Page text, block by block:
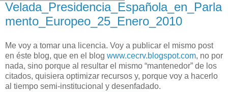
Velada_Presidencia_Española_en_Parla
mento_Europeo_25_Enero_2010
Me voy a tomar una licencia. Voy a publicar el mismo post
en éste blog, que en el blog www.cecrv.blogspot.com, no por
nada, sino porque al resultar el mismo “mantenedor” de los
citados, quisiera optimizar recursos y, porque voy a hacerlo
al tiempo semi-institucional y desenfadado.